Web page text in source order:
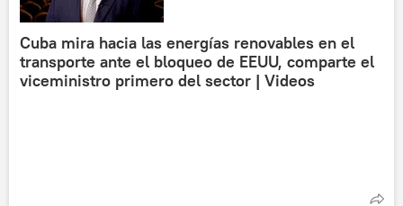
Cuba mira hacia las energías renovables en el
transporte ante el bloqueo de EEUU, comparte el
viceministro primero del sector | Videos